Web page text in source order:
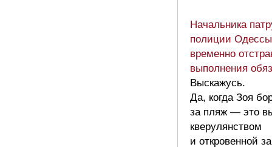
Начальника
полиции Одессы
временно
выполнения
Выскажусь.
Да, когда Зоя
за пляж — это
кверулянством
и откровенной